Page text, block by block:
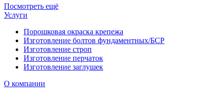
Посмотреть ещё
Услуги
Порошковая окраска крепежа
Изготовление болтов фундаментных/БСР
Изготовление строп
Изготовление перчаток
Изготовление заглушек
О компании